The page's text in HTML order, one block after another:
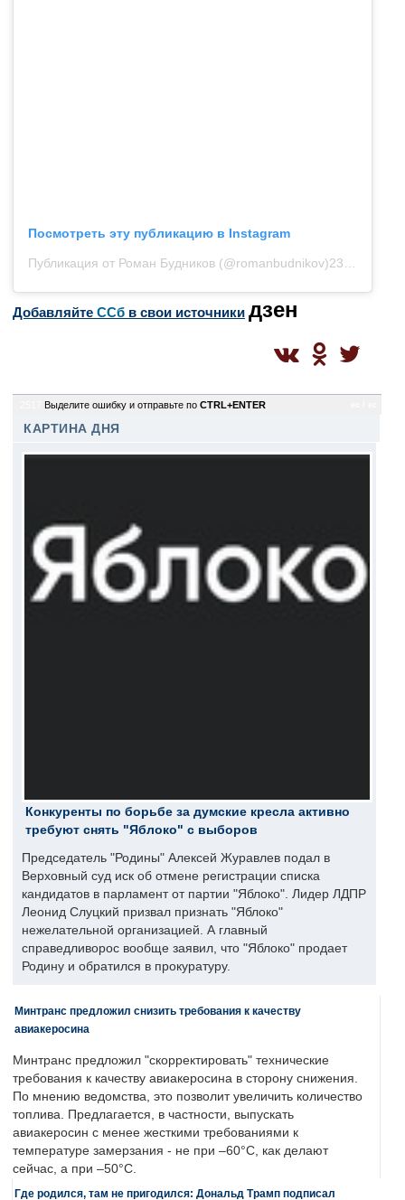
Посмотреть эту публикацию в Instagram
Публикация от Роман Будников (@romanbudnikov)23 Апр 2020 в 8:21 PDT
Добавляйте CСб в свои источники дзен
Выделите ошибку и отправьте по CTRL+ENTER
КАРТИНА ДНЯ
Конкуренты по борьбе за думские кресла активно
требуют снять "Яблоко" с выборов
Председатель "Родины" Алексей Журавлев подал в
Верховный суд иск об отмене регистрации списка
кандидатов в парламент от партии "Яблоко". Лидер ЛДПР
Леонид Слуцкий призвал признать "Яблоко"
нежелательной организацией. А главный
справедливорос вообще заявил, что "Яблоко" продает
Родину и обратился в прокуратуру.
Минтранс предложил снизить требования к качеству
авиакеросина
Минтранс предложил "скорректировать" технические
требования к качеству авиакеросина в сторону снижения.
По мнению ведомства, это позволит увеличить количество
топлива. Предлагается, в частности, выпускать
авиакеросин с менее жесткими требованиями к
температуре замерзания - не при –60°C, как делают
сейчас, а при –50°C.
Где родился, там не пригодился: Дональд Трамп подписал